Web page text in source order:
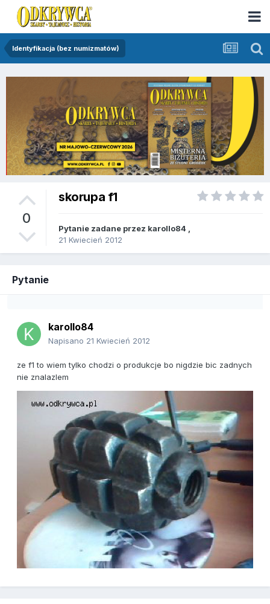
Identyfikacja (bez numizmatów)
0
skorupa f1
Pytanie zadane przez karollo84
21 Kwiecień 2012
Pytanie
karollo84
Napisano 21 Kwiecień 2012
ze f1 to wiem tylko chodzi o produkcje bo nigdzie bic zadnych
nie znalazlem